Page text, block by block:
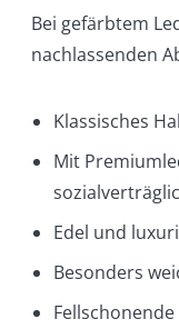
Bei gefärbtem
nachlassenden
Klassisches
Mit
Edel und
Besonders